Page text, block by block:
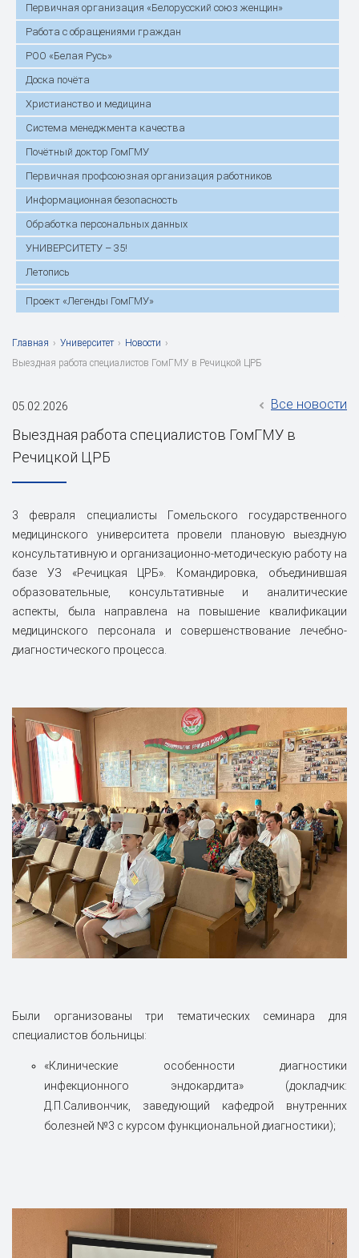
Первичная организация «Белорусский союз женщин»
Работа с обращениями граждан
РОО «Белая Русь»
Доска почёта
Христианство и медицина
Система менеджмента качества
Почётный доктор ГомГМУ
Первичная профсоюзная организация работников
Информационная безопасность
Обработка персональных данных
УНИВЕРСИТЕТУ – 35!
Летопись
Проект «Легенды ГомГМУ»
Главная › Университет › Новости ›
Выездная работа специалистов ГомГМУ в Речицкой ЦРБ
05.02.2026 Все новости
Выездная работа специалистов ГомГМУ в
Речицкой ЦРБ
3 февраля специалисты Гомельского государственного
медицинского университета провели плановую выездную
консультативную и организационно-методическую работу на
базе УЗ «Речицкая ЦРБ». Командировка, объединившая
образовательные, консультативные и аналитические
аспекты, была направлена на повышение квалификации
медицинского персонала и совершенствование лечебно-
диагностического процесса.
Были организованы три тематических семинара для
специалистов больницы:
«Клинические особенности диагностики
инфекционного эндокардита» (докладчик:
Д.П.Саливончик, заведующий кафедрой внутренних
болезней №3 с курсом функциональной диагностики);